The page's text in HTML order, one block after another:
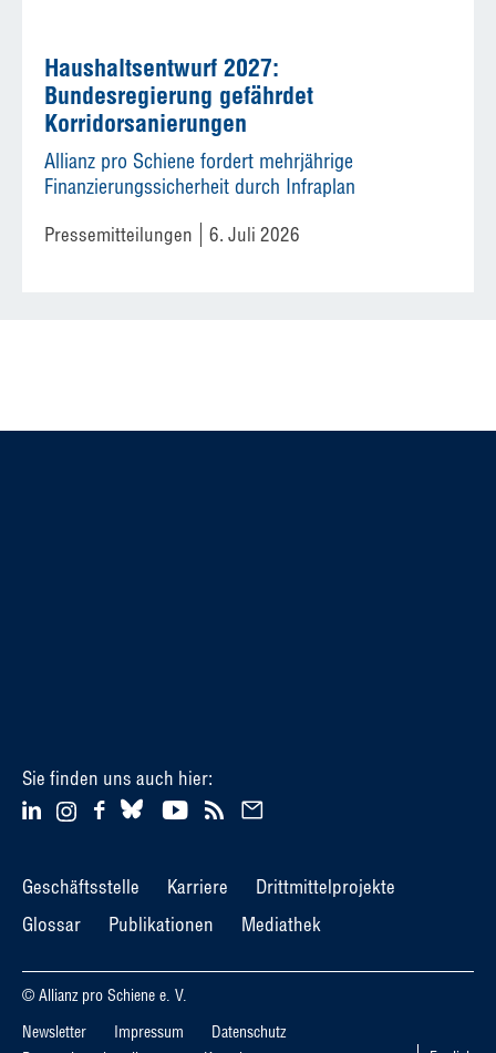
Haushaltsentwurf 2027:
Bundesregierung gefährdet
Korridorsanierungen
Allianz pro Schiene fordert mehrjährige
Finanzierungssicherheit durch Infraplan
Pressemitteilungen 6. Juli 2026
Sie finden uns auch hier:
Geschäftsstelle Karriere
Drittmittelprojekte
Glossar
Publikationen Mediathek
© Allianz pro Schiene e. V.
Newsletter
Impressum
Datenschutz